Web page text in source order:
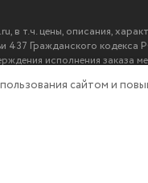
т.ч. цены, описания,
437 Гражданского кодекса
исполнения заказа
сайтом и